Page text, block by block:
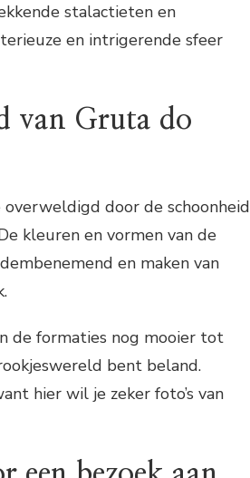
stalactieten en
en intrigerende sfeer
van Gruta do
door de schoonheid
kleuren en vormen van de
en maken van
de formaties nog mooier tot
bent beland.
hier wil je zeker foto’s van